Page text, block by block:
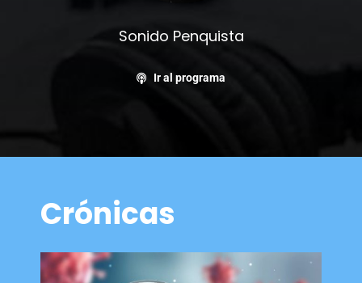
Sonido Penquista
Ir al programa
Crónicas